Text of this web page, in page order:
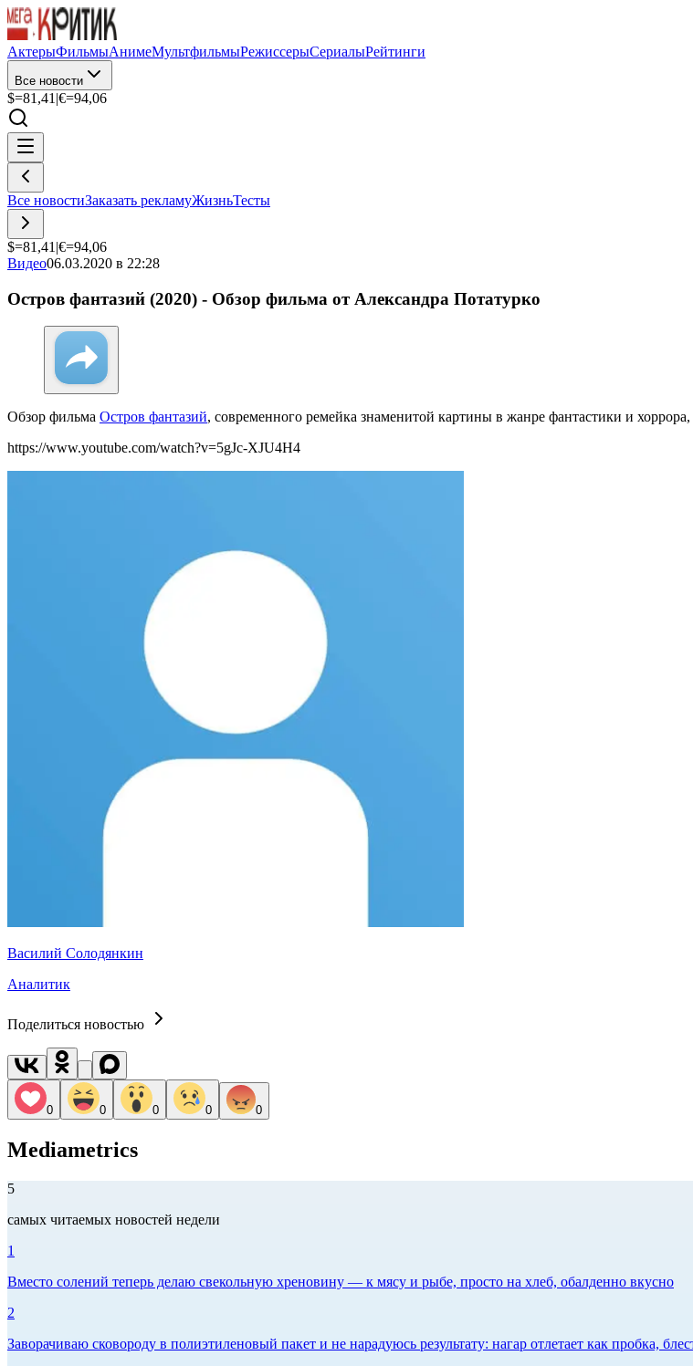
АктерыФильмыАнимеМультфильмыРежиссерыСериалыРейтинги
Все новости
$=81,41 |€=94,06
Все новостиЗаказать рекламуЖизньТесты
$=81,41 |€=94,06
Видео06.03.2020 в 22:28
Остров фантазий (2020) - Обзор фильма от Александра Потатурко
Обзор фильма Остров фантазий, современного ремейка знаменитой картины в жанре фантастики и
https://www.youtube.com/watch?v=5gJc-XJU4H4
Василий Солодянкин
Аналитик
Поделиться новостью
0 0 0 0 0
Mediametrics
5
самых читаемых новостей недели
1
Вместо солений теперь делаю свекольную хреновину — к мясу и рыбе, просто на хлеб, обалденно вкусно
2
Заворачиваю сковороду в полиэтиленовый пакет и не нарадуюсь результату: нагар отлетает как пробка,